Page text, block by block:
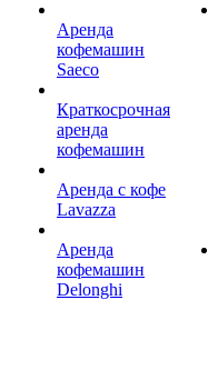
Аренда
кофемашин
Saeco
Краткосрочная
аренда
кофемашин
Аренда с кофе
Lavazza
Аренда
кофемашин
Delonghi